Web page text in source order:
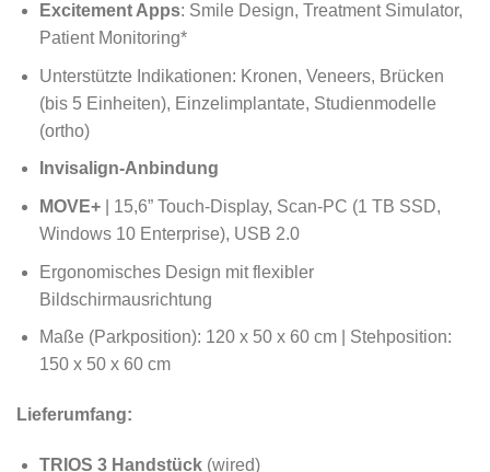
Excitement Apps: Smile Design, Treatment Simulator,
Patient Monitoring*
Unterstützte Indikationen: Kronen, Veneers, Brücken
(bis 5 Einheiten), Einzelimplantate, Studienmodelle
(ortho)
Invisalign-Anbindung
MOVE+| 15,6” Touch-Display, Scan-PC (1 TB SSD,
Windows 10 Enterprise), USB 2.0
Ergonomisches Design mit flexibler
Bildschirmausrichtung
Maße (Parkposition): 120 x 50 x 60 cm | Stehposition:
150 x 50 x 60 cm
Lieferumfang:
TRIOS 3 Handstück(wired)